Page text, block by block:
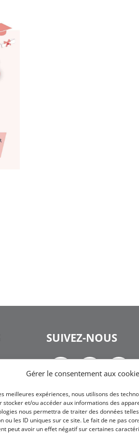
Gérer le consentement aux
meilleures expériences, nous utilisons des
stocker et/ou accéder aux informations des
nous permettra de traiter des données
ou les ID uniques sur ce site. Le fait de ne pas
peut avoir un effet négatif sur certaines
SUIVEZ-NOUS
NEWSLETTER